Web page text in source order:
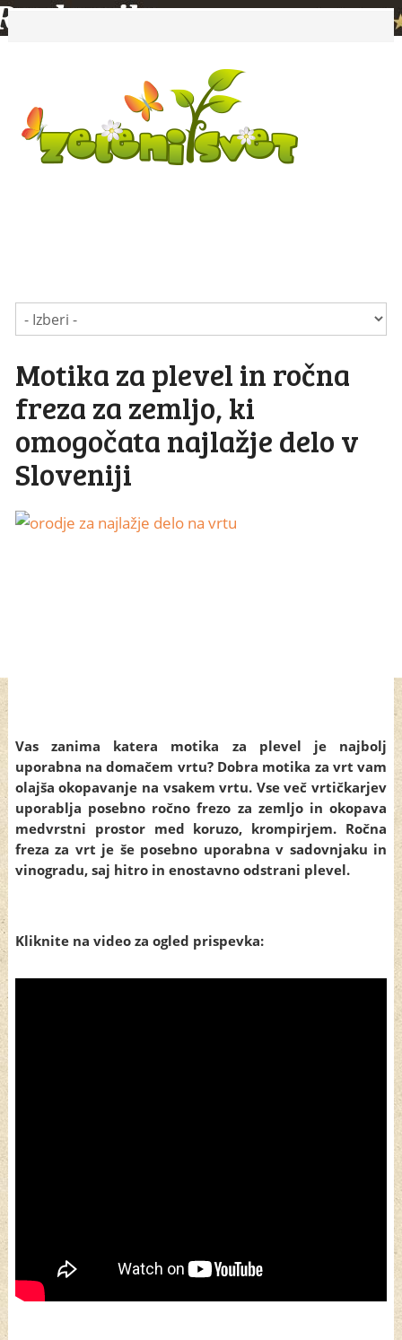
Motika za plevel in ročna
freza za zemljo, ki
omogočata najlažje delo v
Sloveniji
Vas zanima katera motika za plevel je najbolj
uporabna na domačem vrtu? Dobra motika za vrt vam
olajša okopavanje na vsakem vrtu. Vse več vrtičkarjev
uporablja posebno ročno frezo za zemljo in okopava
medvrstni prostor med koruzo, krompirjem. Ročna
freza za vrt je še posebno uporabna v sadovnjaku in
vinogradu, saj hitro in enostavno odstrani plevel.
Kliknite na video za ogled prispevka: